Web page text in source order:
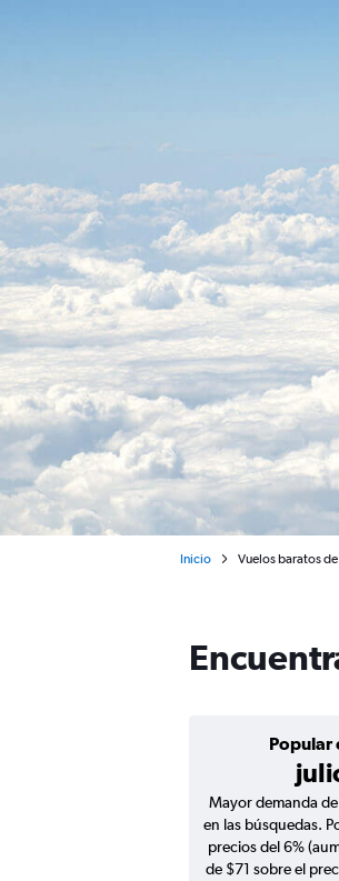
Inicio Vuelos baratos
Popular
Mayor demanda
en las búsquedas.
precios del 6%
de $71 sobre el